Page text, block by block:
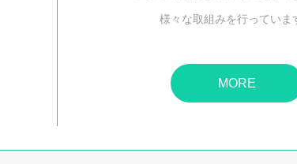
様々な取組みを行っていま
MORE